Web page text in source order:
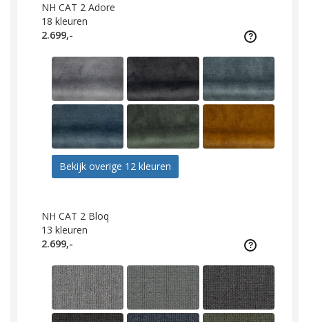
NH CAT 2 Adore
18 kleuren
2.699,-
Bekijk overige 12 kleuren
NH CAT 2 Bloq
13 kleuren
2.699,-